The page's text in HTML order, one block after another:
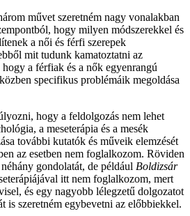
művet szeretném nagy vonalakban
hogy milyen módszerekkel és
a női és férfi szerepek
mit tudunk kamatoztatni az
a férfiak és a nők egyenrangú
specifikus problémáik megoldása
hogy a feldolgozás nem lehet
a meseterápia és a mesék
további kutatók és műveik elemzését
az esetben nem foglalkozom. Röviden
néhány gondolatát, de például Boldizsár
itt nem foglalkozom, mert
és egy nagyobb lélegzetű dolgozatot
is szeretném egybevetni az előbbiekkel.